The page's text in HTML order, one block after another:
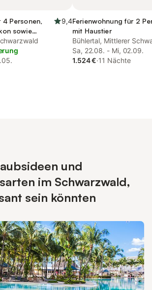
4 Personen,
sowie
9,4Ferienwohnung für 2
mit Haustier
Bühlertal, Mittlerer
Sa, 22.08. - Mi, 02.09.
1.524 €·11 Nächte
und
im Schwarzwald,
sein könnten